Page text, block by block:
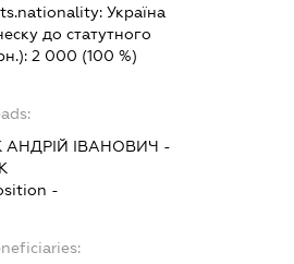
Україна
до статутного
2 000 (100 %)
ІВАНОВИЧ -
-